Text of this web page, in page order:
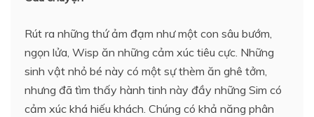
Rút ra những thứ ảm đạm như một con sâu bướm,
ngọn lửa, Wisp ăn những cảm xúc tiêu cực. Những
sinh vật nhỏ bé này có một sự thèm ăn ghê tởm,
nhưng đã tìm thấy hành tinh này đầy những Sim có
cảm xúc khá hiếu khách. Chúng có khả năng phân